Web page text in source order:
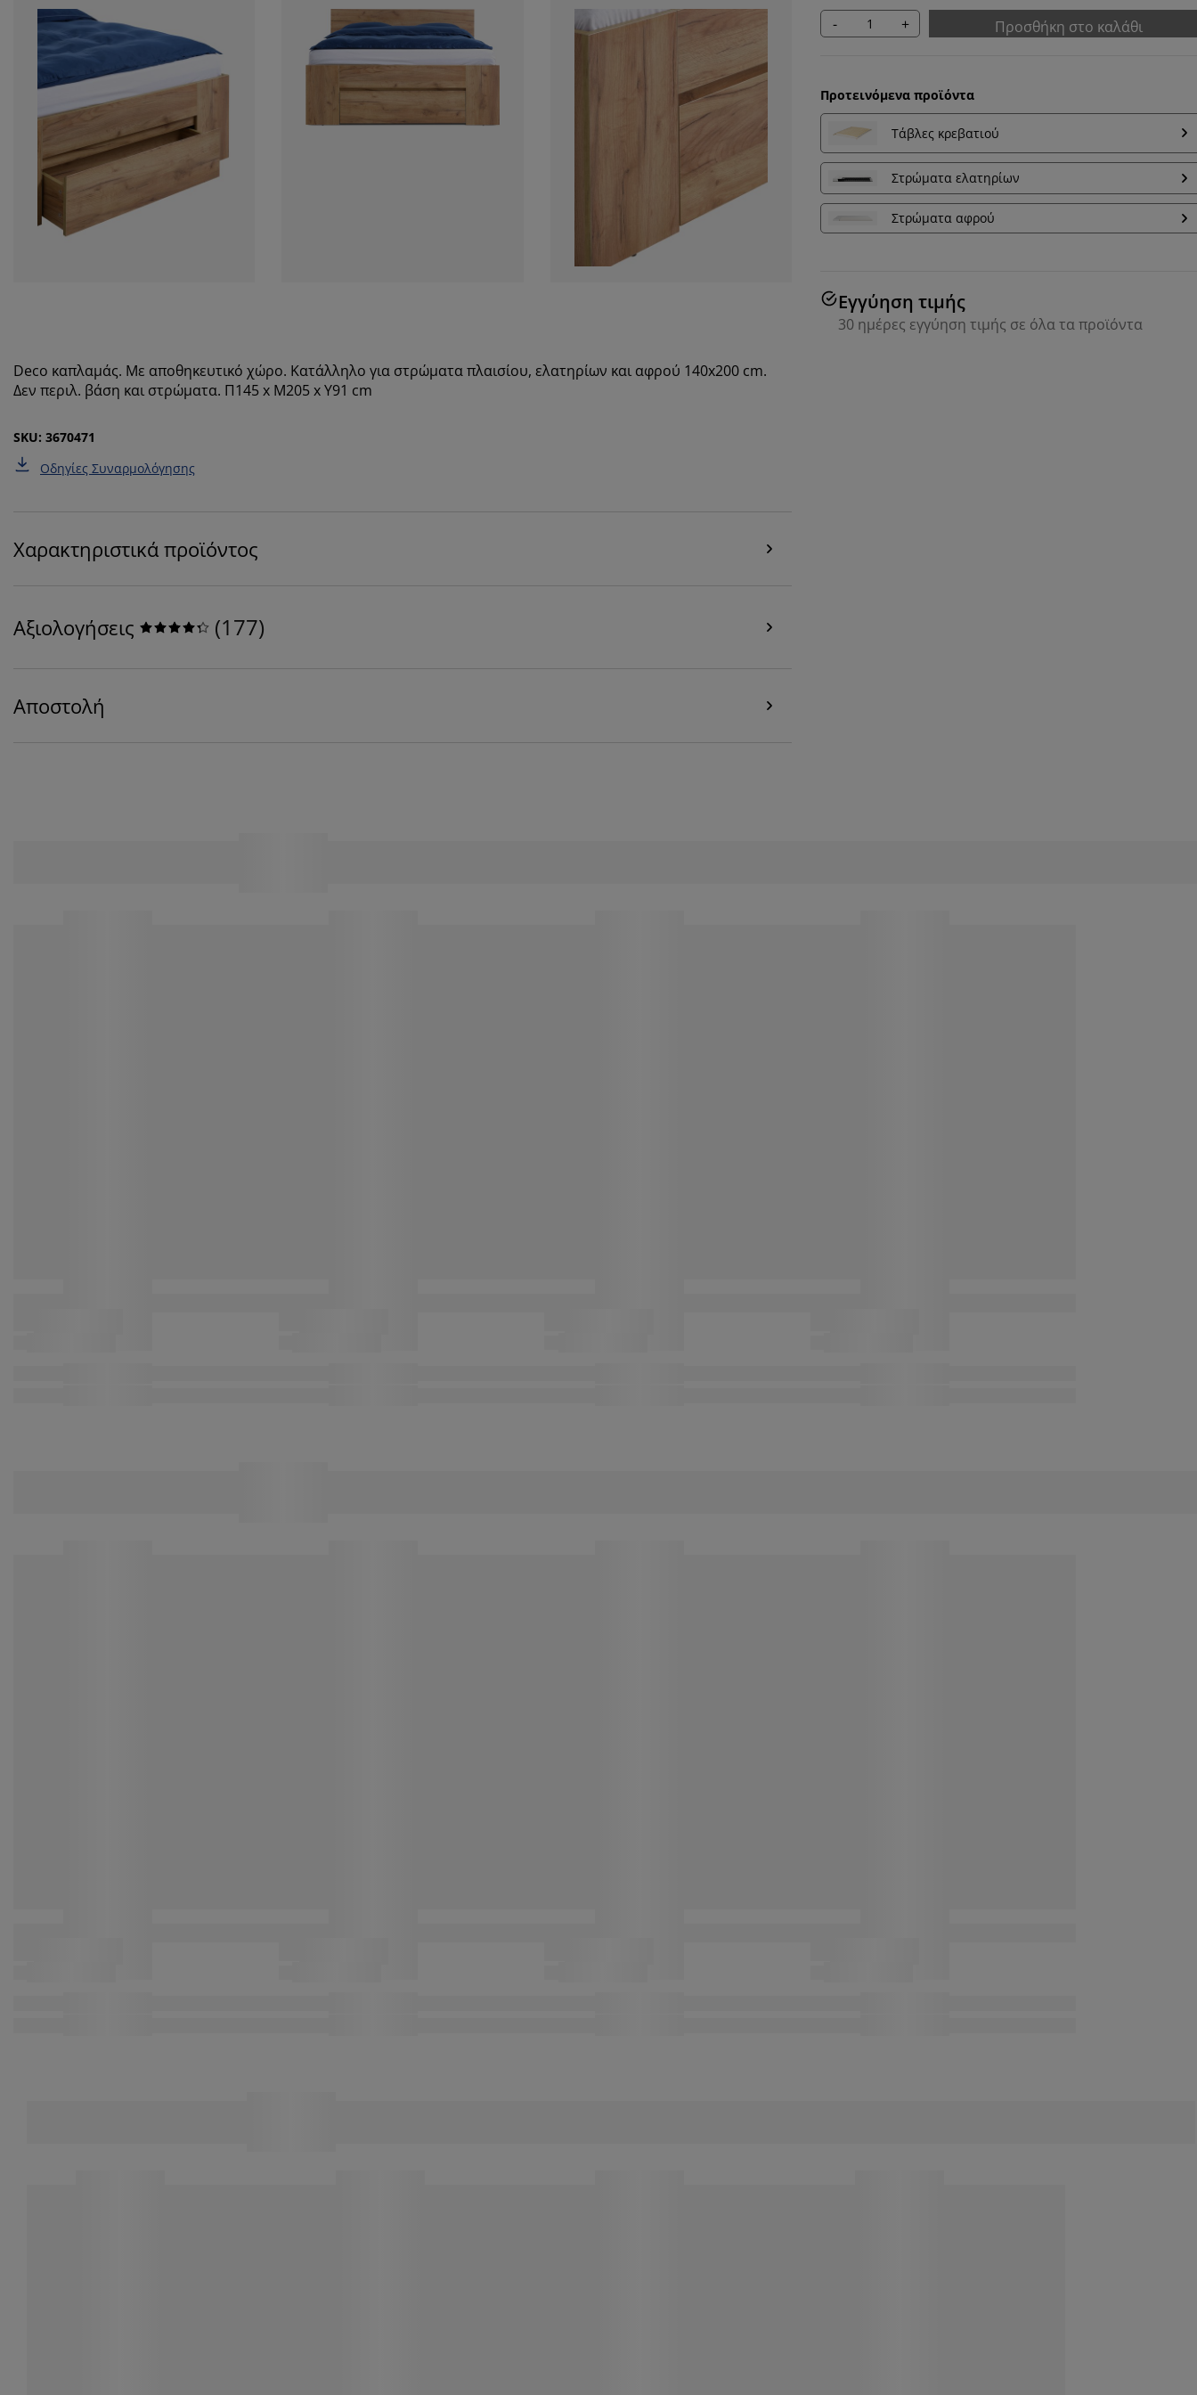
- + Προσθήκη στο καλάθι
Προτεινόμενα προϊόντα
Τάβλες κρεβατιού
Στρώματα ελατηρίων
Στρώματα αφρού
Εγγύηση τιμής
30 ημέρες εγγύηση τιμής σε όλα τα προϊόντα
Deco καπλαμάς. Με αποθηκευτικό χώρο. Κατάλληλο για στρώματα πλαισίου, ελατηρίων και αφρού 140x200 cm.
Δεν περιλ. βάση και στρώματα. Π145 x Μ205 x Υ91 cm
SKU: 3670471
Οδηγίες Συναρμολόγησης
Χαρακτηριστικά προϊόντος
Αξιολογήσεις (177)
Αποστολή